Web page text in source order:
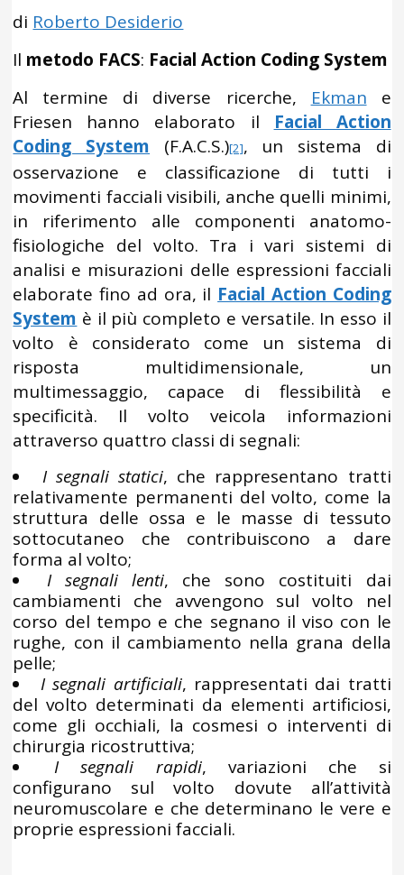
di Roberto Desiderio
Il metodo FACS: Facial Action Coding System
Al termine di diverse ricerche, Ekman e
Friesen hanno elaborato il Facial Action
Coding System (F.A.C.S.)[2], un sistema di
osservazione e classificazione di tutti i
movimenti facciali visibili, anche quelli minimi,
in riferimento alle componenti anatomo-
fisiologiche del volto. Tra i vari sistemi di
analisi e misurazioni delle espressioni facciali
elaborate fino ad ora, il Facial Action Coding
System è il più completo e versatile. In esso il
volto è considerato come un sistema di
risposta multidimensionale, un
multimessaggio, capace di flessibilità e
specificità. Il volto veicola informazioni
attraverso quattro classi di segnali:
I segnali statici, che rappresentano tratti
relativamente permanenti del volto, come la
struttura delle ossa e le masse di tessuto
sottocutaneo che contribuiscono a dare
forma al volto;
I segnali lenti, che sono costituiti dai
cambiamenti che avvengono sul volto nel
corso del tempo e che segnano il viso con le
rughe, con il cambiamento nella grana della
pelle;
I segnali artificiali, rappresentati dai tratti
del volto determinati da elementi artificiosi,
come gli occhiali, la cosmesi o interventi di
chirurgia ricostruttiva;
I segnali rapidi, variazioni che si
configurano sul volto dovute all’attività
neuromuscolare e che determinano le vere e
proprie espressioni facciali.